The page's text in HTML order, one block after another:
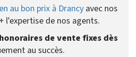
au bon prix à Drancy avec nos
l'expertise de nos agents.
honoraires de vente fixes dès
au succès.